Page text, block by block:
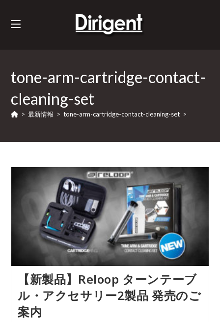
tone-arm-cartridge-contact-
cleaning-set
> 最新情報 > tone-arm-cartridge-contact-cleaning-set >
【新製品】Reloop ターンテーブ
ル・アクセサリー2製品 発売のご
案内